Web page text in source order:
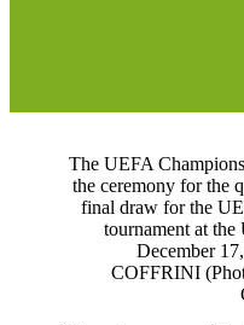
The UEFA
the ceremony for the
final draw for the
tournament at
December
COFFRINI